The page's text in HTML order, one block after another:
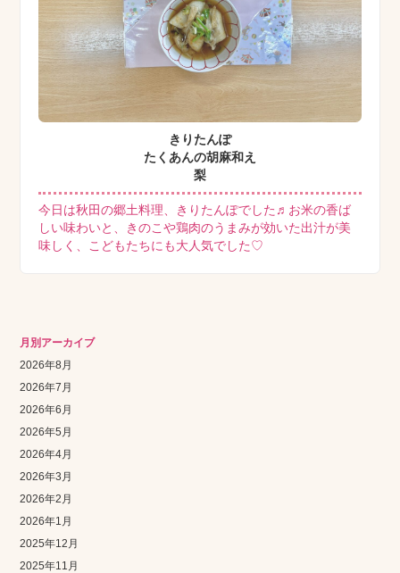
きりたんぽ
たくあんの胡麻和え
梨
今日は秋田の郷土料理、きりたんぽでした♬お米の香ば
しい味わいと、きのこや鶏肉のうまみが効いた出汁が美
味しく、こどもたちにも大人気でした♡
月別アーカイブ
2026年8月
2026年7月
2026年6月
2026年5月
2026年4月
2026年3月
2026年2月
2026年1月
2025年12月
2025年11月